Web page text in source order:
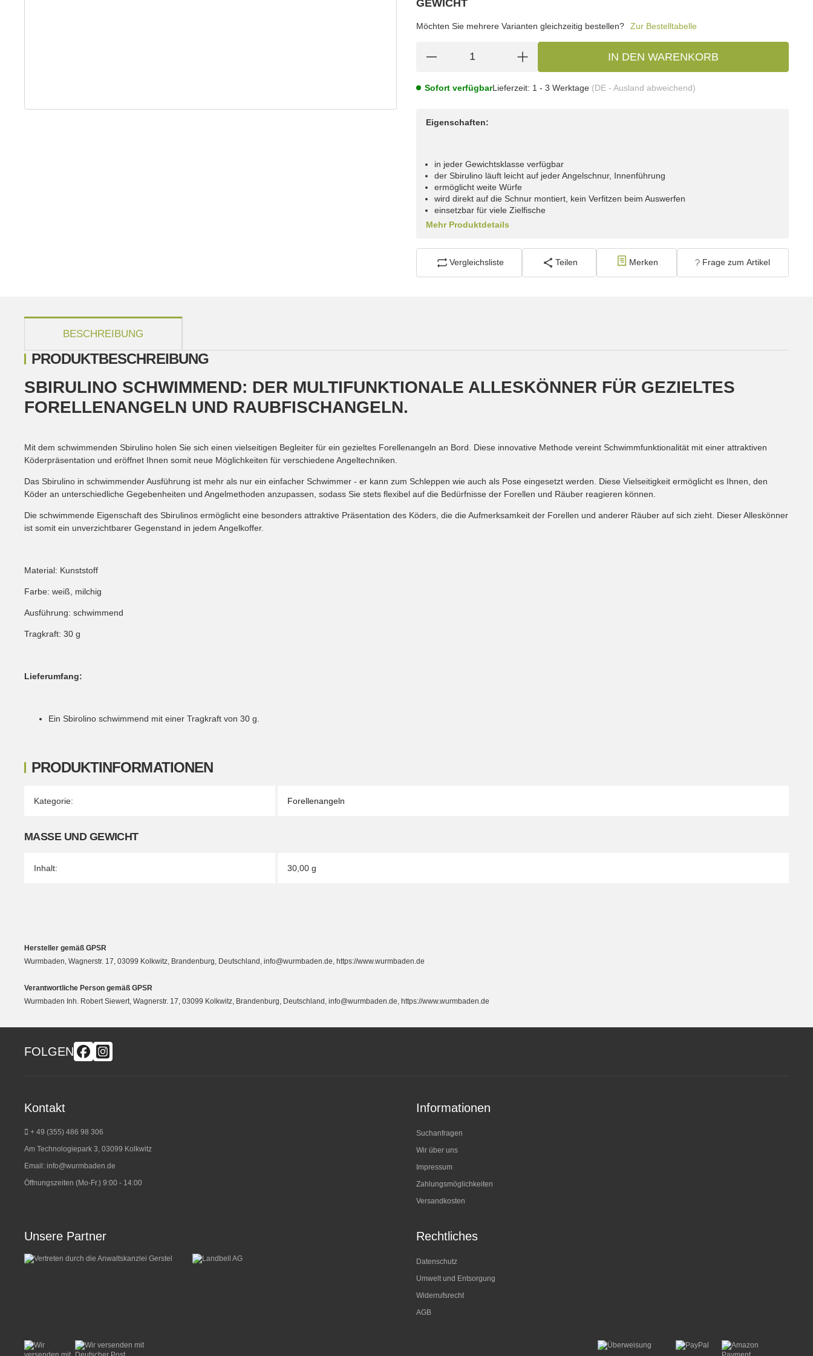
GEWICHT
Möchten Sie mehrere Varianten gleichzeitig bestellen?
Zur Bestelltabelle
IN DEN WARENKORB
Sofort verfügbarLieferzeit: 1 - 3 Werktage (DE - Ausland abweichend)
Eigenschaften:
in jeder Gewichtsklasse verfügbar
der Sbirulino läuft leicht auf jeder Angelschnur, Innenführung
ermöglicht weite Würfe
wird direkt auf die Schnur montiert, kein Verfitzen beim Auswerfen
einsetzbar für viele Zielfische
Mehr Produktdetails
Vergleichsliste Teilen Merken Frage zum Artikel
BESCHREIBUNG
PRODUKTINFORMATIONEN
Produkteigenschaft
Wert
Kategorie: Forellenangeln
MASSE UND GEWICHT
Inhalt: 30,00 g
PRODUKTBESCHREIBUNG
SBIRULINO SCHWIMMEND: DER MULTIFUNKTIONALE ALLESKÖNNER FÜR GEZIELTES
FORELLENANGELN UND RAUBFISCHANGELN.
Mit dem schwimmenden Sbirulino holen Sie sich einen vielseitigen Begleiter für ein gezieltes Forellenangeln an Bord. Diese innovative Methode vereint Schwimmfunktionalität mit einer attraktiven
Köderpräsentation und eröffnet Ihnen somit neue Möglichkeiten für verschiedene Angeltechniken.
Das Sbirulino in schwimmender Ausführung ist mehr als nur ein einfacher Schwimmer - er kann zum Schleppen wie auch als Pose eingesetzt werden. Diese Vielseitigkeit ermöglicht es Ihnen, den
Köder an unterschiedliche Gegebenheiten und Angelmethoden anzupassen, sodass Sie stets flexibel auf die Bedürfnisse der Forellen und Räuber reagieren können.
Die schwimmende Eigenschaft des Sbirulinos ermöglicht eine besonders attraktive Präsentation des Köders, die die Aufmerksamkeit der Forellen und anderer Räuber auf sich zieht. Dieser Alleskönner
ist somit ein unverzichtbarer Gegenstand in jedem Angelkoffer.
Material: Kunststoff
Farbe: weiß, milchig
Ausführung: schwimmend
Tragkraft: 30 g
Lieferumfang:
Ein Sbirolino schwimmend mit einer Tragkraft von 30 g.
Hersteller gemäß GPSR
Wurmbaden, Wagnerstr. 17, 03099 Kolkwitz, Brandenburg, Deutschland, info@wurmbaden.de, https://www.wurmbaden.de
Verantwortliche Person gemäß GPSR
Wurmbaden Inh. Robert Siewert, Wagnerstr. 17, 03099 Kolkwitz, Brandenburg, Deutschland, info@wurmbaden.de, https://www.wurmbaden.de
FOLGEN
Kontakt
+ 49 (355) 486 98 306
Am Technologiepark 3, 03099 Kolkwitz
Email: info@wurmbaden.de
Öffnungszeiten (Mo-Fr.) 9:00 - 14:00
Informationen
Suchanfragen
Wir über uns
Impressum
Zahlungsmöglichkeiten
Versandkosten
Unsere Partner Rechtliches
Datenschutz
Umwelt und Entsorgung
Widerrufsrecht
AGB